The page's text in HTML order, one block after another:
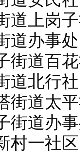
道上岗
道办事处
街道百
道北行
街道太
街道办
村一社区